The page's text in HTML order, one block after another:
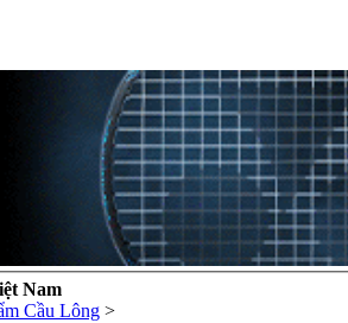
Nam
Cầu Lông >